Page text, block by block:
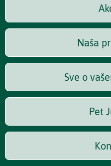
Naša
Sve o
Pet